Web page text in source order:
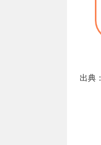
出典：